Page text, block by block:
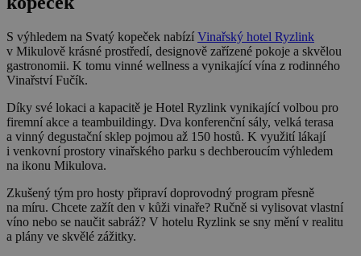
S výhledem na Svatý kopeček nabízí Vinařský hotel Ryzlink
v Mikulově krásné prostředí, designově zařízené pokoje a skvělou
gastronomii. K tomu vinné wellness a vynikající vína z rodinného
Vinařství Fučík.
Díky své lokaci a kapacitě je Hotel Ryzlink vynikající volbou pro
firemní akce a teambuildingy. Dva konferenční sály, velká terasa
a vinný degustační sklep pojmou až 150 hostů. K využití lákají
i venkovní prostory vinařského parku s dechberoucím výhledem
na ikonu Mikulova.
Zkušený tým pro hosty připraví doprovodný program přesně
na míru. Chcete zažít den v kůži vinaře? Ručně si vylisovat vlastní
víno nebo se naučit sabráž? V hotelu Ryzlink se sny mění v realitu
a plány ve skvělé zážitky.